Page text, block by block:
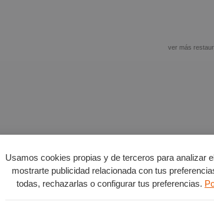
Usamos cookies propias y de terceros para analizar
mostrarte publicidad relacionada con tus
todas, rechazarlas o configurar tus preferencias.
ver más
ver más